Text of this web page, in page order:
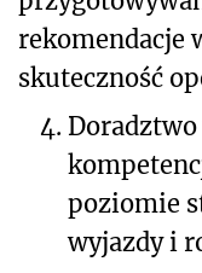
rekomendacje
skuteczność
4.
poziomie
wyjazdy i